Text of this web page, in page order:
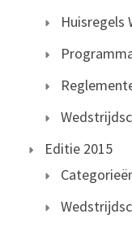
Huisregels
Editie 2015